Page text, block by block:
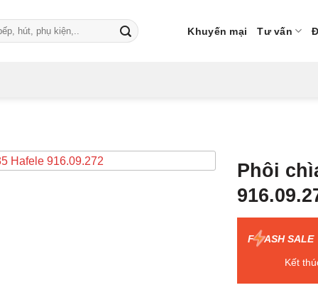
Khuyến mại Tư vấn
Phôi
F ASH SALE
Kết